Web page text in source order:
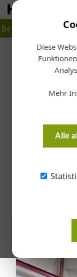
Diese
Mehr
Alle
Betrieb